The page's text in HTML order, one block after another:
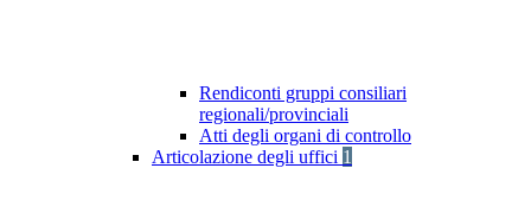
Rendiconti gruppi consiliari
regionali/provinciali
Atti degli organi di controllo
Articolazione degli uffici 1